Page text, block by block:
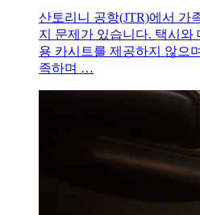
산토리니 공항(JTR)에서 가
지 문제가 있습니다. 택시와
용 카시트를 제공하지 않으
족하며 …